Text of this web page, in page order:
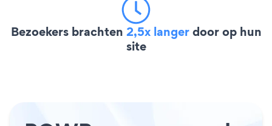
Bezoekers brachten 2,5x langerdoor op hun
site